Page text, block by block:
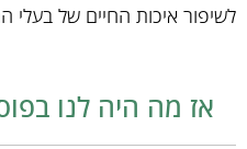
לשיפור איכות החיים של בעלי
אז מה היה לנו